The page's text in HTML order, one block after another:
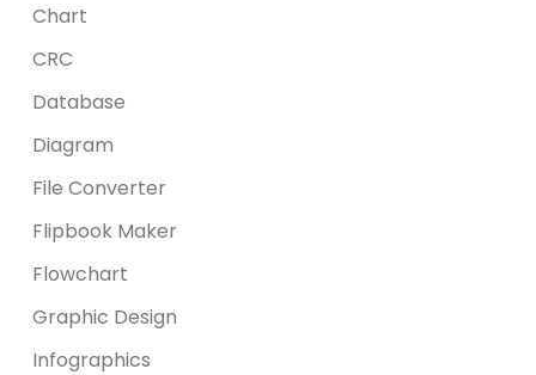
Chart
CRC
Database
Diagram
File Converter
Flipbook Maker
Flowchart
Graphic Design
Infographics